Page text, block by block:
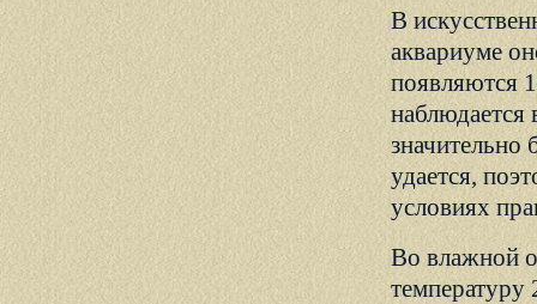
В
аквариуме
появляются
наблюдается
значительно
удается,
условиях
Во влажной